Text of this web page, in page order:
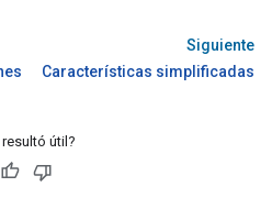
Siguiente
Características simplificadas
resultó útil?